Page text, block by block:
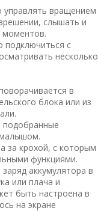
управлять вращением
слышать и
моментов.
с
несколько
в
блока или из
подобранные
за крохой, с которым
функциями.
аккумулятора в
или плача и
быть настроена в
на экране